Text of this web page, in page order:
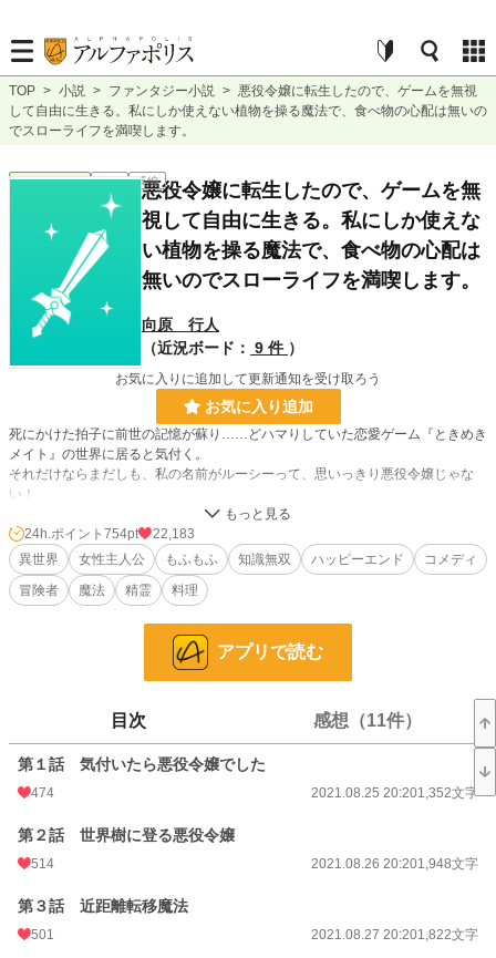
TOP > 小説 > ファンタジー小説 > 悪役令嬢に転生したので、ゲームを無視
して自由に生きる。私にしか使えない植物を操る魔法で、食べ物の心配は無いの
でスローライフを満喫します。
ファンタジー 完結 長編
悪役令嬢に転生したので、ゲームを無
視して自由に生きる。私にしか使えな
い植物を操る魔法で、食べ物の心配は
無いのでスローライフを満喫します。
向原 行人
（近況ボード： 9 件 ）
お気に入りに追加して更新通知を受け取ろう
お気に入り追加
死にかけた拍子に前世の記憶が蘇り……どハマりしていた恋愛ゲーム『ときめき
メイト』の世界に居ると気付く。
それだけならまだしも、私の名前がルーシーって、思いっきり悪役令嬢じゃな
い！
しかもルーシーは魔法学園卒業後に、誰とも結ばれる事なく、辺境に飛ばされて
孤独な上に苦労する事が分かっている。
……あ、だったら、辺境に飛ばされた後、苦労せずに生きていけるスキルを学園
に居る内に習得しておけば良いじゃない。
魔法学園で起こる恋愛イベントを全て無視して、生きていく為のスキルを習得し
木から木へと瞬間移動出来るようになったので、学園に通いながら、辺境に飛ば
された後のスローライフの練習をしていたんだけど……自由なスローライフが楽
※第○話：主人公視点
挿話○：タイトルに書かれたキャラの視点
となります。
小説 1,874 位 / 228,790 件
お気に入り 1,696
24h.ポイント 754pt
22,183
異世界
女性主人公 もふもふ 知識無双 ハッピーエンド
コメディ
冒険者
魔法 精霊 料理
アプリで読む
目次 感想（11件）
第１話 気付いたら悪役令嬢でした
474 2021.08.25 20:201,352文字
第２話 世界樹に登る悪役令嬢
514 2021.08.26 20:201,948文字
第３話 近距離転移魔法
501 2021.08.27 20:201,822文字